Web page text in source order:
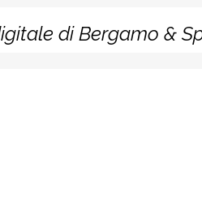
di Bergamo &